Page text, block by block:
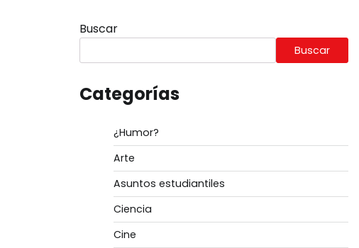
Buscar
Buscar
Categorías
¿Humor?
Arte
Asuntos estudiantiles
Ciencia
Cine